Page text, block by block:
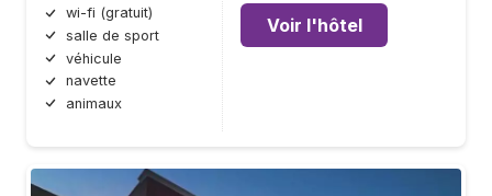
wi-fi (gratuit)
salle de sport
véhicule
navette
animaux
Voir l'hôtel